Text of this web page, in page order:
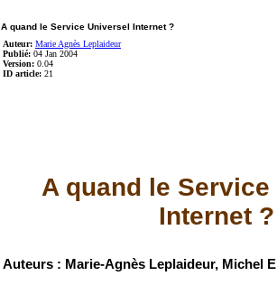
A quand le Service Universel Internet ?
Auteur: Marie Agnès Leplaideur
Publié: 04 Jan 2004
Version: 0.04
ID article: 21
A quand le
Internet ?
Auteurs : Marie-Agnès Leplaideur, Michel